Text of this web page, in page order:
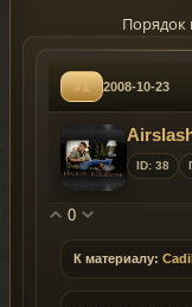
Порядок
#1 2008-10-23
ID: 38
0
К материалу: